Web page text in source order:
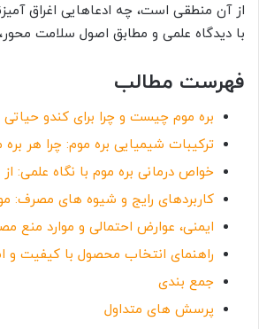
از آن منطقی است، چه ادعاهایی اغراق
با دیدگاه علمی و مطابق اصول سلامت
فهرست مطالب
بره موم چیست و چرا برای کندو
ترکیبات شیمیایی بره موم: چرا هر
خواص درمانی بره موم با نگاه علمی:
کاربردهای رایج و شیوه های مصرف:
ایمنی، عوارض احتمالی و موارد منع
راهنمای انتخاب محصول با کیفیت و
جمع بندی
پرسش های متداول